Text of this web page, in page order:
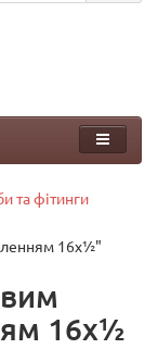
та фітинги
16х½"
16х½